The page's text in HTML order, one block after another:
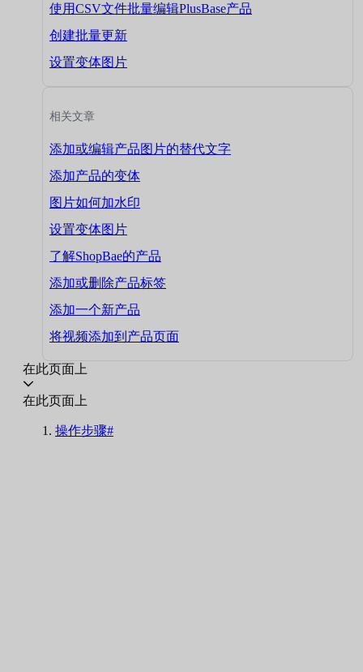
使用CSV文件批量编辑PlusBase产品
创建批量更新
设置变体图片
相关文章
添加或编辑产品图片的替代文字
添加产品的变体
图片如何加水印
设置变体图片
了解ShopBae的产品
添加或删除产品标签
添加一个新产品
将视频添加到产品页面
在此页面上
在此页面上
操作步骤#